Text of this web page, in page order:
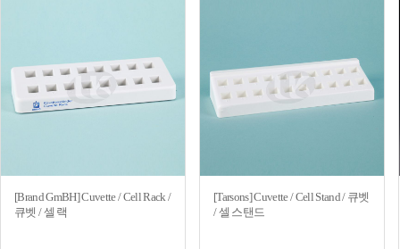
[Brand GmBH] Cuvette / Cell Rack /
큐벳 / 셀 랙
[Tarsons] Cuvette / Cell Stand / 큐벳
/ 셀 스탠드